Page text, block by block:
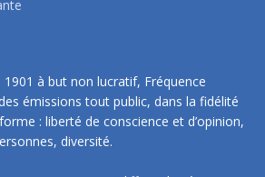
à but non lucratif, Fréquence
émissions tout public, dans la fidélité
: liberté de conscience et d’opinion,
diversité.